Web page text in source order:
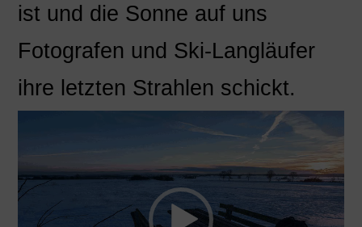
ist und die Sonne auf uns
Fotografen und Ski-Langläufer
ihre letzten Strahlen schickt.